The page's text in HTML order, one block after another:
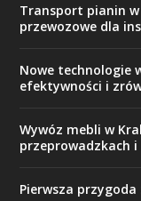
Transport pianin w
przewozowe dla
Nowe technologie
efektywności i
Wywóz mebli w
przeprowadzkach
Pierwsza